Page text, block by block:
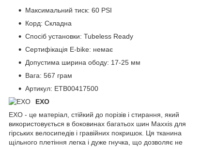
Максимальний тиск: 60 PSI
Корд: Складна
Спосіб установки: Tubeless Ready
Сертифікація E-bike: немає
Допустима ширина ободу: 17-25 мм
Вага: 567 грам
Артикул: ETB00417500
EXO
EXO - це матеріал, стійкий до порізів і стирання, який
використовується в боковинах багатьох шин Maxxis для
гірських велосипедів і гравійних покришок. Ця тканина
щільного плетіння легка і дуже гнучка, що дозволяє не